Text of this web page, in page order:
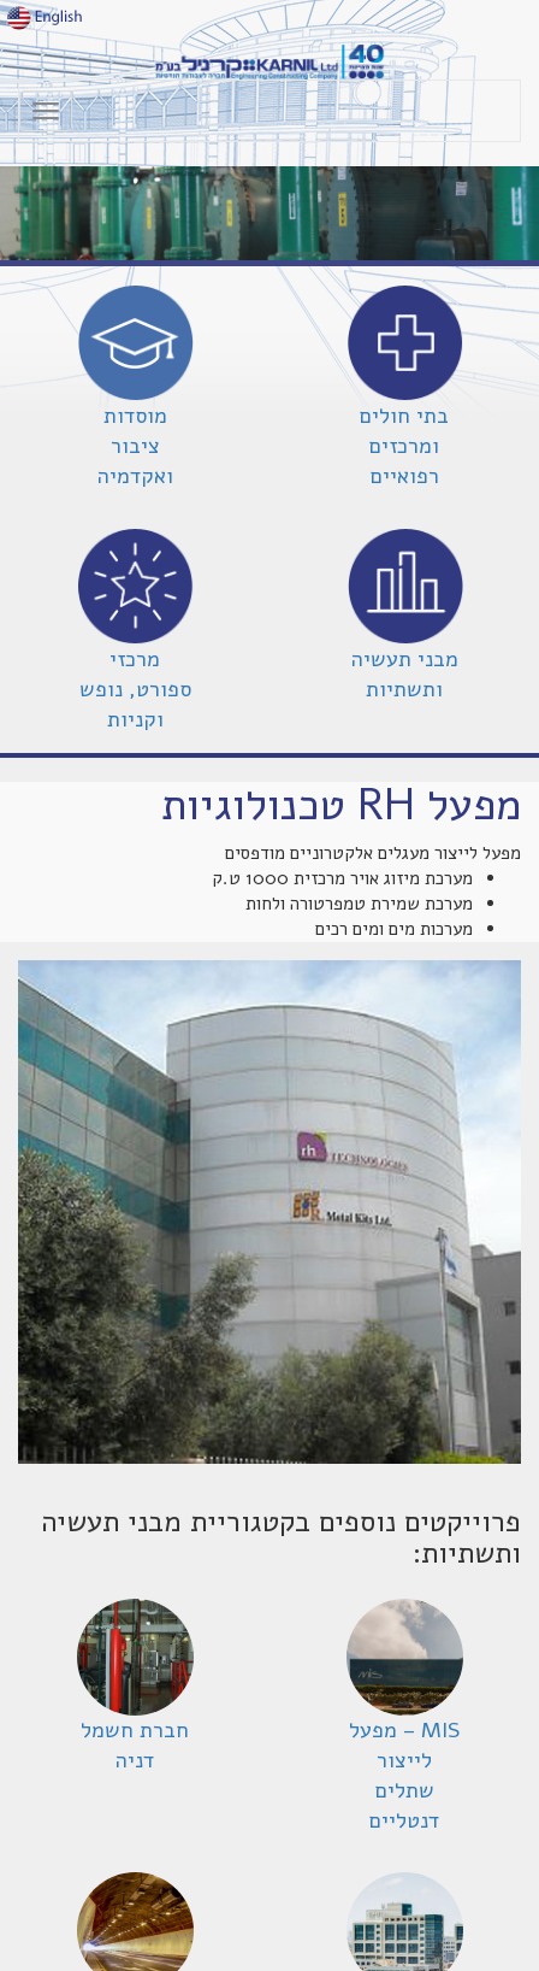
בתי חולים
ומרכזים
רפואיים
מוסדות
ציבור
ואקדמיה
מבני תעשיה
ותשתיות
מרכזי
ספורט, נופש
וקניות
מפעל RH טכנולוגיות
מפעל לייצור מעגלים אלקטרוניים מודפסים
מערכת מיזוג אויר מרכזית 1000 ט.ק
מערכת שמירת טמפרטורה ולחות
מערכות מים ומים רכים
פרוייקטים נוספים בקטגוריית מבני תעשיה
ותשתיות:
MIS – מפעל
לייצור
שתלים
דנטליים
חברת חשמל
דניה